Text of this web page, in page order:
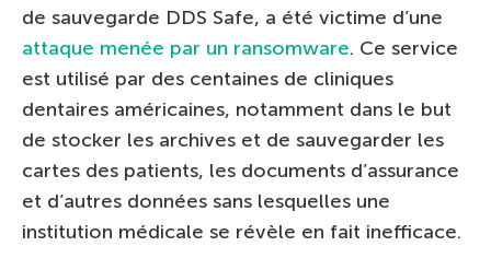
de sauvegarde DDS Safe, a été victime d’une
attaque menée par un ransomware. Ce service
est utilisé par des centaines de cliniques
dentaires américaines, notamment dans le but
de stocker les archives et de sauvegarder les
cartes des patients, les documents d’assurance
et d’autres données sans lesquelles une
institution médicale se révèle en fait inefficace.